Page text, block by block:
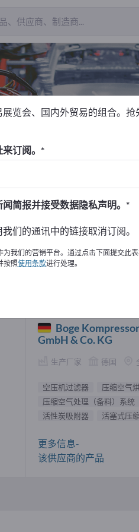
机零件
訊。
應商 (1)
Boge
GmbH & Co. KG
生产厂家 德国
空压机过滤器 压缩空气
压缩空气处理（备料）系统
活性炭吸附器
活塞式压
更多信息-
该供应商的产品
览会、国内外贸易的组合。
订阅。
简报并接受数据隐私声明。
们的通讯中的链接取消订阅。
为我们的营销平台。通过点击下面提交此
按照使用条款进行处理。